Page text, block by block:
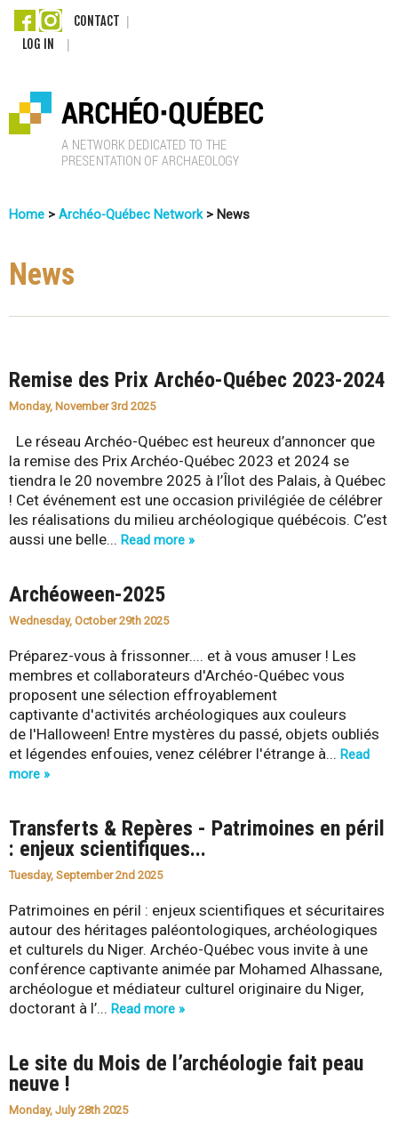
Skip
content
CONTACT
LOG IN
r
c
h
o
-
Q
u
é
b
e
c
Are
Here
Home > Archéo-Québec Network> News
News
Remise des Prix Archéo-Québec 2023-2024
Monday, November 3rd 2025
Le réseau Archéo-Québec est heureux d’annoncer que
la remise des Prix Archéo-Québec 2023 et 2024 se
tiendra le 20 novembre 2025 à l’Îlot des Palais, à Québec
! Cet événement est une occasion privilégiée de célébrer
les réalisations du milieu archéologique québécois. C’est
aussi une belle... Read more »
Archéoween-2025
Wednesday, October 29th 2025
Préparez-vous à frissonner.... et à vous amuser ! Les
membres et collaborateurs d'Archéo-Québec vous
proposent une sélection effroyablement
captivante d'activités archéologiques aux couleurs
de l'Halloween! Entre mystères du passé, objets oubliés
et légendes enfouies, venez célébrer l'étrange à... Read
more »
Transferts & Repères - Patrimoines en péril
: enjeux scientifiques...
Tuesday, September 2nd 2025
Patrimoines en péril : enjeux scientifiques et sécuritaires
autour des héritages paléontologiques, archéologiques
et culturels du Niger. Archéo-Québec vous invite à une
conférence captivante animée par Mohamed Alhassane,
archéologue et médiateur culturel originaire du Niger,
doctorant à l’... Read more »
Le site du Mois de l’archéologie fait peau
neuve !
Monday, July 28th 2025